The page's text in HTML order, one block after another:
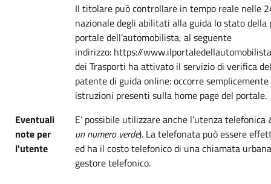
Eventuali
note per
l'utente
Il titolare può controllare in tempo reale nelle
nazionale degli abilitati alla guida lo stato
portale dell’automobilista, al seguente
indirizzo: https://
dei Trasporti ha attivato il servizio di verifica
patente di guida online: occorre
istruzioni presenti sulla home page del portale.
E’ possibile utilizzare anche l’utenza telefonica
un numero verde). La telefonata può essere
ed ha il costo telefonico di una chiamata
gestore telefonico.